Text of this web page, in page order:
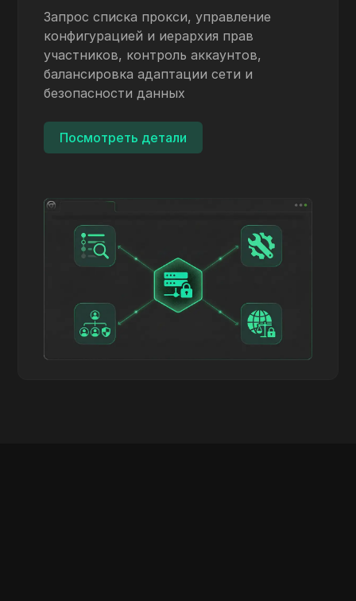
Запрос списка прокси, управление
конфигурацией и иерархия прав
участников, контроль аккаунтов,
балансировка адаптации сети и
безопасности данных
Посмотреть детали